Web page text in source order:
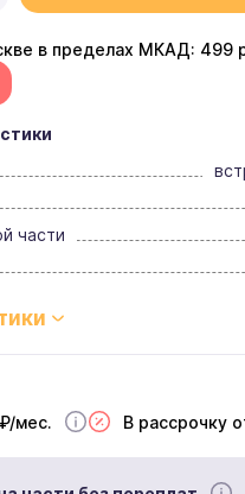
в пределах МКАД: 499
части
мес. В рассрочку